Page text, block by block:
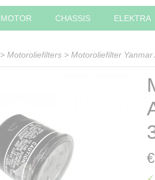
MOTOR CHASSIS ELEKTRA
> Motoroliefilters > Motoroliefilter
✓